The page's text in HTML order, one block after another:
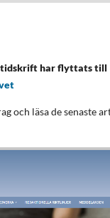
tidskrift har flyttats till
och läsa de senaste